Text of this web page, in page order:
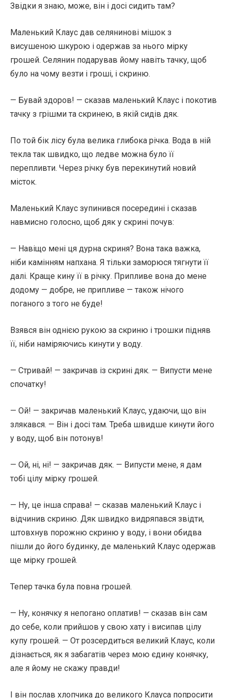
Звідки я знаю, може, він і досі сидить там?
Маленький Клаус дав селянинові мішок з
висушеною шкурою і одержав за нього мірку
грошей. Селянин подарував йому навіть тачку, щоб
було на чому везти і гроші, і скриню.
— Бувай здоров! — сказав маленький Клаус і покотив
тачку з грішми та скринею, в якій сидів дяк.
По той бік лісу була велика глибока річка. Вода в ній
текла так швидко, що ледве можна було її
перепливти. Через річку був перекинутий новий
місток.
Маленький Клаус зупинився посередині і сказав
навмисно голосно, щоб дяк у скрині почув:
— Навіщо мені ця дурна скриня? Вона така важка,
ніби камінням напхана. Я тільки заморюся тягнути її
далі. Краще кину її в річку. Припливе вона до мене
додому — добре, не припливе — також нічого
поганого з того не буде!
Взявся він однією рукою за скриню і трошки підняв
її, ніби наміряючись кинути у воду.
— Стривай! — закричав із скрині дяк. — Випусти мене
спочатку!
— Ой! — закричав маленький Клаус, удаючи, що він
злякався. — Він і досі там. Треба швидше кинути його
у воду, щоб він потонув!
— Ой, ні, ні! — закричав дяк. — Випусти мене, я дам
тобі цілу мірку грошей.
— Ну, це інша справа! — сказав маленький Клаус і
відчинив скриню. Дяк швидко видряпався звідти,
штовхнув порожню скриню у воду, і вони обидва
пішли до його будинку, де маленький Клаус одержав
ще мірку грошей.
Тепер тачка була повна грошей.
— Ну, конячку я непогано оплатив! — сказав він сам
до себе, коли прийшов у свою хату і висипав цілу
купу грошей. — От розсердиться великий Клаус, коли
дізнається, як я забагатів через мою єдину конячку,
але я йому не скажу правди!
І він послав хлопчика до великого Клауса попросити